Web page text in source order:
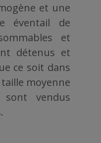
et une
éventail de
et
détenus et
ce soit dans
moyenne
vendus